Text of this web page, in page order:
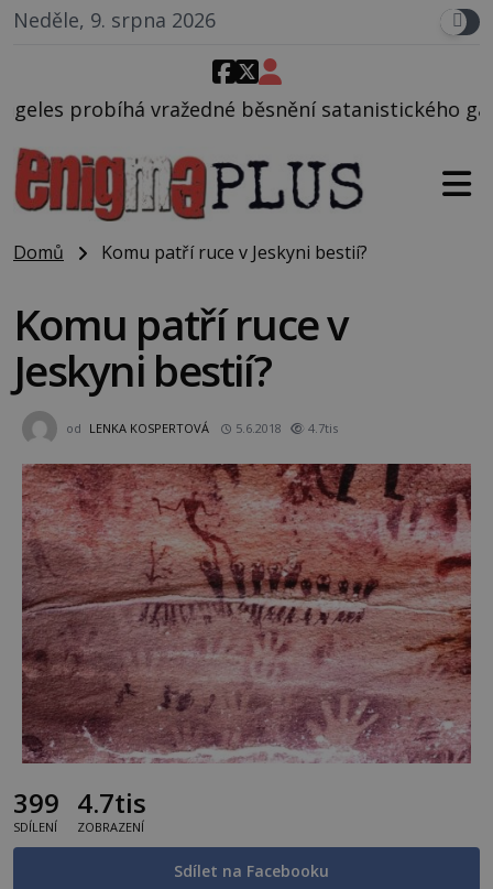
Neděle, 9. srpna 2026
satanistického gangu vedeného
Domů Komu patří ruce v Jeskyni bestií?
Komu patří ruce v
Jeskyni bestií?
od LENKA KOSPERTOVÁ 5.6.2018 4.7tis
399
SDÍLENÍ
4.7tis
ZOBRAZENÍ
Sdílet na Facebooku